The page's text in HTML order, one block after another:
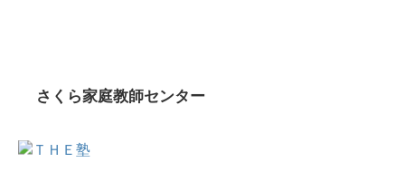
さくら家庭教師センター